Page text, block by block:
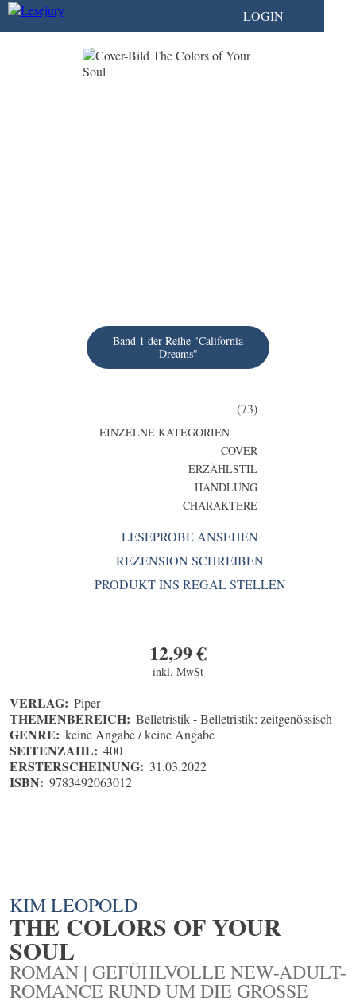
LOGIN
Band 1 der Reihe "California
Dreams"
(73)
EINZELNE KATEGORIEN
COVER
ERZÄHLSTIL
HANDLUNG
CHARAKTERE
LESEPROBE ANSEHEN
REZENSION SCHREIBEN
PRODUKT INS REGAL STELLEN
12,99€
inkl. MwSt
VERLAG: Piper
THEMENBEREICH: Belletristik - Belletristik: zeitgenössisch
GENRE: keine Angabe / keine Angabe
SEITENZAHL: 400
ERSTERSCHEINUNG: 31.03.2022
ISBN: 9783492063012
KIM LEOPOLD
THE COLORS OF YOUR
SOUL
ROMAN | GEFÜHLVOLLE NEW-ADULT-
ROMANCE RUND UM DIE GROSSE L